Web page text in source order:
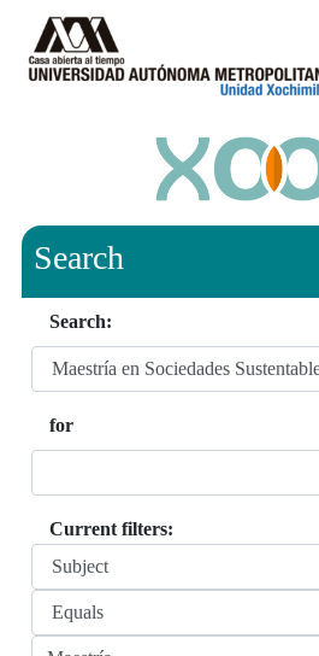
Search
Search:
for
Current filters: